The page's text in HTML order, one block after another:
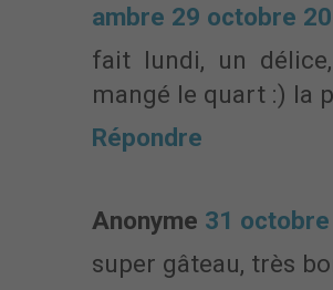
ambre 29 octobre
fait lundi, un
mangé le quart :) la
Répondre
Anonyme 31
super gâteau, très